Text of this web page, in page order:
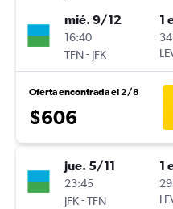
mié. 9/12
16:40
TFN- JFK
1
Oferta encontrada el 2/8
$606
jue. 5/11
23:45
JFK-TFN
1